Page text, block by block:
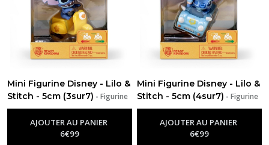
Mini Figurine Disney - Lilo &
Stitch - 5cm (3sur7) - Figurine
Disney
AJOUTER AU PANIER
6€99
Mini Figurine Disney - Lilo &
Stitch - 5cm (4sur7) -Figurine
Disney
AJOUTER AU PANIER
6€99